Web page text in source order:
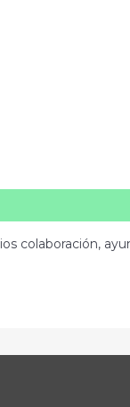
colaboración,